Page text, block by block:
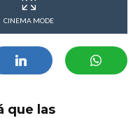
CINEMA MODE
que las